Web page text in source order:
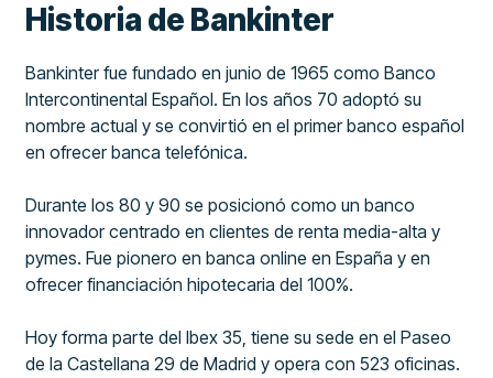
Historia de Bankinter
Bankinter fue fundado en junio de 1965 como Banco
Intercontinental Español. En los años 70 adoptó su
nombre actual y se convirtió en el primer banco español
en ofrecer banca telefónica.
Durante los 80 y 90 se posicionó como un banco
innovador centrado en clientes de renta media-alta y
pymes. Fue pionero en banca online en España y en
ofrecer financiación hipotecaria del 100%.
Hoy forma parte del Ibex 35, tiene su sede en el Paseo
de la Castellana 29 de Madrid y opera con 523 oficinas.